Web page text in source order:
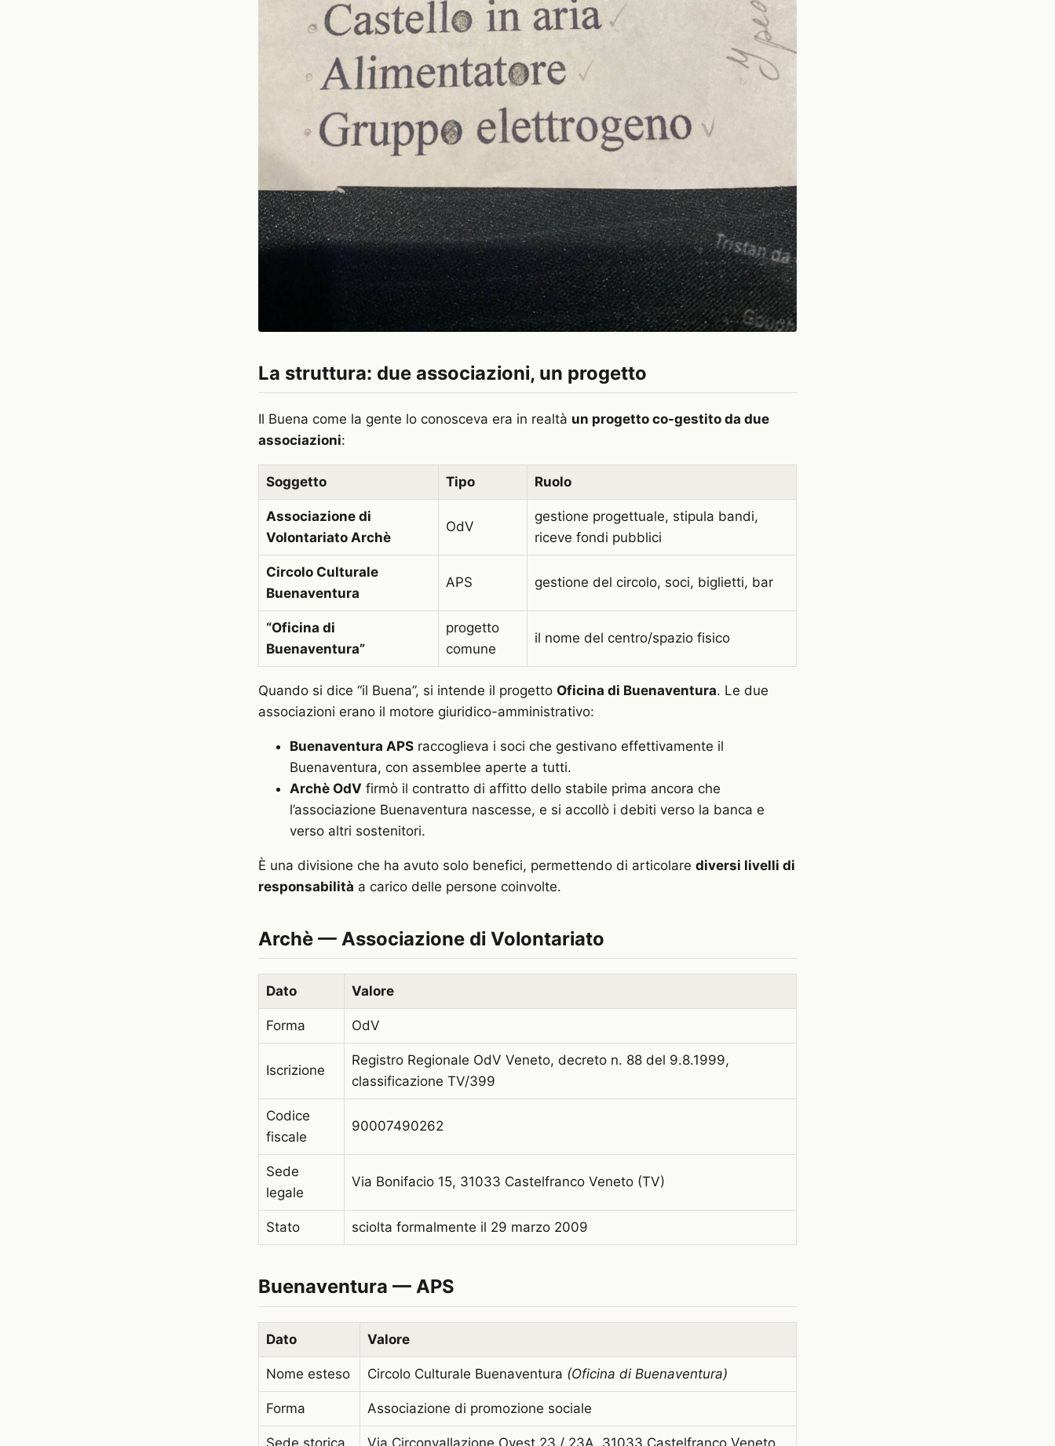
La struttura: due associazioni, un progetto
Il Buena come la gente lo conosceva era in realtà un progetto co-gestito da due
associazioni:
Soggetto Tipo Ruolo
Associazione di
Volontariato Archè
OdV
gestione progettuale, stipula bandi,
riceve fondi pubblici
Circolo Culturale
Buenaventura
APS gestione del circolo, soci, biglietti, bar
“Oficina di
Buenaventura”
progetto
comune
il nome del centro/spazio fisico
Quando si dice “il Buena”, si intende il progetto Oficina di Buenaventura. Le due
associazioni erano il motore giuridico-amministrativo:
Buenaventura APS raccoglieva i soci che gestivano effettivamente il
Buenaventura, con assemblee aperte a tutti.
Archè OdV firmò il contratto di affitto dello stabile prima ancora che
l’associazione Buenaventura nascesse, e si accollò i debiti verso la banca e
verso altri sostenitori.
È una divisione che ha avuto solo benefici, permettendo di articolare diversi livelli di
responsabilità a carico delle persone coinvolte.
Archè — Associazione di Volontariato
Dato Valore
Forma OdV
Iscrizione
Registro Regionale OdV Veneto, decreto n. 88 del 9.8.1999,
classificazione TV/399
Codice
fiscale
90007490262
Sede
legale
Via Bonifacio 15, 31033 Castelfranco Veneto (TV)
Stato sciolta formalmente il 29 marzo 2009
Buenaventura — APS
Dato Valore
Nome esteso Circolo Culturale Buenaventura (Oficina di Buenaventura)
Forma Associazione di promozione sociale